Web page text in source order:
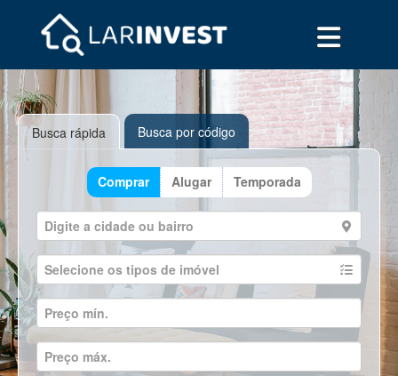
Busca rápida Busca por código
Comprar Alugar Temporada